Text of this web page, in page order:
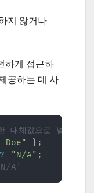
지 않거나
하게 접근하
공하는 데 사
체값으로 널병합 연
Doe" } ;
"N/A" ;
A'